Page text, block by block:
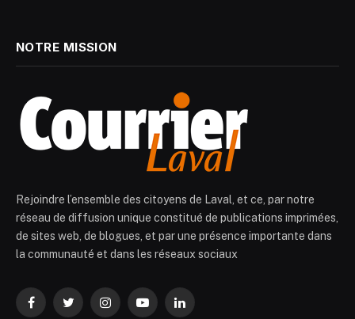
NOTRE MISSION
Rejoindre l’ensemble des citoyens de Laval, et ce, par notre
réseau de diffusion unique constitué de publications imprimées,
de sites web, de blogues, et par une présence importante dans
la communauté et dans les réseaux sociaux
FacebookTwitterInstagramYouTubeLinkedIn